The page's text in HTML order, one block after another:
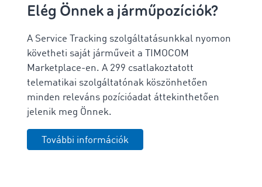
Elég Önnek a járműpozíciók?
A Service Tracking szolgáltatásunkkal nyomon
követheti saját járműveit a TIMOCOM
Marketplace-en. A 299 csatlakoztatott
telematikai szolgáltatónak köszönhetően
minden releváns pozícióadat áttekinthetően
jelenik meg Önnek.
További információk